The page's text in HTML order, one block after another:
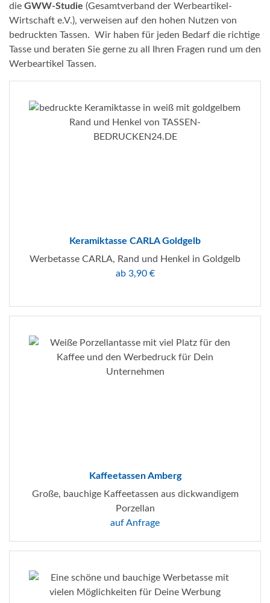
die GWW-Studie (Gesamtverband der Werbeartikel-
Wirtschaft e.V.), verweisen auf den hohen Nutzen von
bedruckten Tassen. Wir haben für jeden Bedarf die richtige
Tasse und beraten Sie gerne zu all Ihren Fragen rund um den
Werbeartikel Tassen.
Keramiktasse CARLA Goldgelb
Werbetasse CARLA, Rand und Henkel in Goldgelb
ab 3,90 €
Kaffeetassen Amberg
Große, bauchige Kaffeetassen aus dickwandigem
Porzellan
auf Anfrage